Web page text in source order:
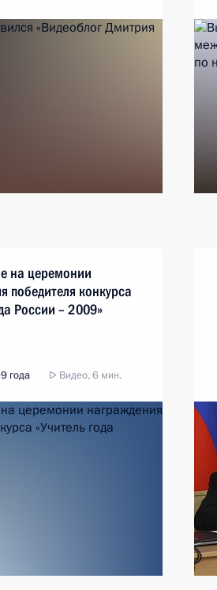
на церемонии
победителя конкурса
России – 2009»
года Видео, 6 мин.